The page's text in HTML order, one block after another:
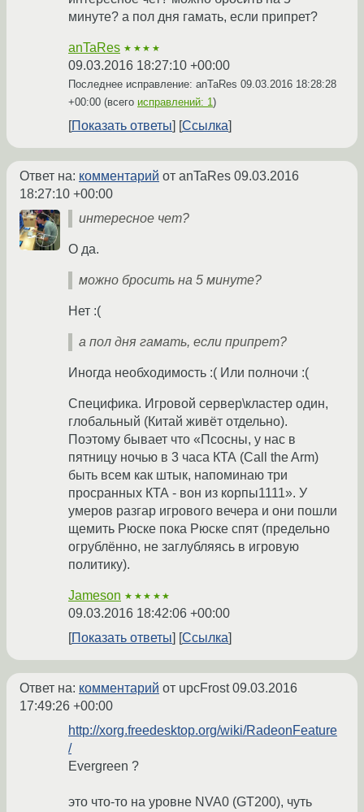
минуте? а пол дня гамать, если припрет?
anTaRes ★★★★
09.03.2016 18:27:10 +00:00
Последнее исправление: anTaRes 09.03.2016 18:28:28
+00:00 (всего исправлений: 1)
Показать ответы Ссылка
Ответ на: комментарий от anTaRes 09.03.2016
18:27:10 +00:00
интересное чет?
О да.
можно бросить на 5 минуте?
Нет :(
а пол дня гамать, если припрет?
Иногда необходимость :( Или полночи :(
Специфика. Игровой сервер\кластер один,
глобальный (Китай живёт отдельно).
Поэтому бывает что «Псосны, у нас в
пятницу ночью в 3 часа КТА (Call the Arm)
быть всем как штык, напоминаю три
просранных КТА - вон из корпы1111». У
умеров разгар игрового вечера и они пошли
щемить Рюске пока Рюске спят (предельно
огрублённо, не заглубляясь в игровую
политику).
Jameson ★★★★★
09.03.2016 18:42:06 +00:00
Показать ответы
Ссылка
Ответ на: комментарий от upcFrost09.03.2016
17:49:26 +00:00
http://xorg.freedesktop.org/wiki/RadeonFeature
/
Evergreen ?
это что-то на уровне NVA0 (GT200), чуть